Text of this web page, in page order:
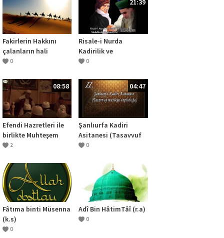
Fakirlerin Hakkını
çalanların hali
0
21:39
Risale-i Nurda
Kadirilik ve
Abdulkadir Geylani
0
08:58
Efendi Hazretleri ile
birlikte Muhteşem
Zikrullah
2
04:47
Şanlıurfa Kadiri
Asitanesi (Tasavvuf
Musikisi Topluluğu)-
ezldendir
0
Fâtıma binti Müsenna
(k.s)
0
Adî Bin HâtimTâî (r.a)
0